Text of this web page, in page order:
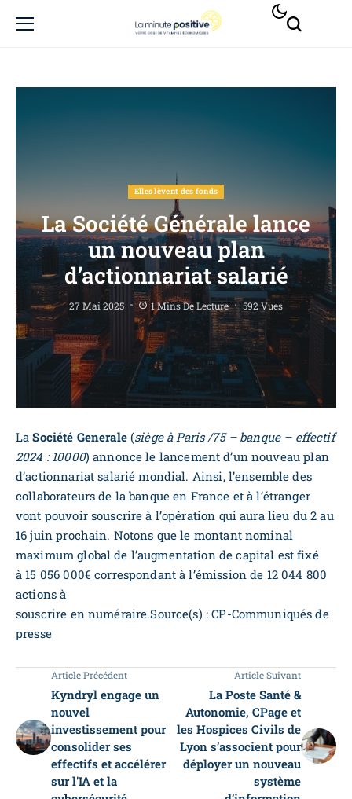
Elles lèvent des fonds
La Société Générale lance
un nouveau plan
d’actionnariat salarié
27 Mai 2025 1 Mins De Lecture 592 Vues
LaSociété Generale(siège à Paris /75 – banque – effectif
2024 : 10000) annonce le lancement d’un nouveau plan
d’actionnariat salarié mondial. Ainsi, l’ensemble des
collaborateurs de la banque en France et à l’étranger
vont pouvoir souscrire à l’opération qui aura lieu du 2 au
16 juin prochain. Notons que le montant nominal
maximum global de l’augmentation de capital est fixé
à 15 056 000€ correspondant à l’émission de 12 044 800
actions à
souscrire en numéraire.Source(s) : CP-Communiqués de
presse
Article Précédent
Kyndryl engage un
nouvel
investissement pour
consolider ses
effectifs et accélérer
sur l'IA et la
Article Suivant
La Poste Santé &
Autonomie, CPage et
les Hospices Civils de
Lyon s’associent pour
déployer un nouveau
système